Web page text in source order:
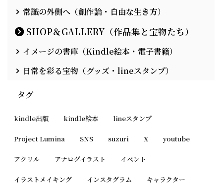
常識の外側へ（創作論・自由な生き方）
SHOP＆GALLERY（作品集と宝物たち）
イメージの書庫（Kindle絵本・電子書籍）
日常を彩る宝物（グッズ・lineスタンプ）
タグ
kindle出版 kindle絵本 lineスタンプ
Project Lumina SNS suzuri X youtube
アクリル アナログイラスト イベント
イラストメイキング インスタグラム キャラクター